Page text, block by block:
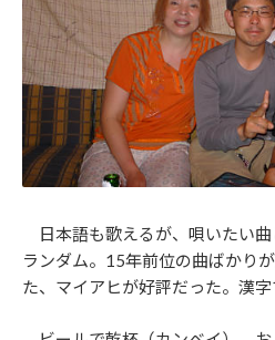
日本語も歌えるが、唄いたい曲
ランダム。15年前位の曲ばかり
た、マイアヒが好評だった。漢字